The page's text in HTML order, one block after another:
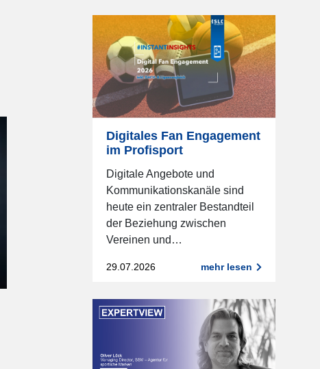
Digitales Fan Engagement
im Profisport
Digitale Angebote und
Kommunikationskanäle sind
heute ein zentraler Bestandteil
der Beziehung zwischen
Vereinen und…
29.07.2026 mehr lesen